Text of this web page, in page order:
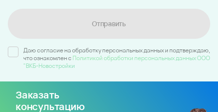
Отправить
Даю согласие на обработку персональных данных и подтверждаю,
что ознакомлен c Политикой обработки персональных данных ООО
"ВКБ-Новостройки
Заказать
консультацию